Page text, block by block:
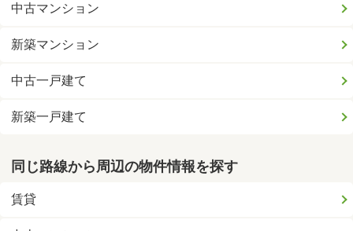
中古マンション
新築マンション
中古一戸建て
新築一戸建て
同じ路線から周辺の物件情報を探す
賃貸